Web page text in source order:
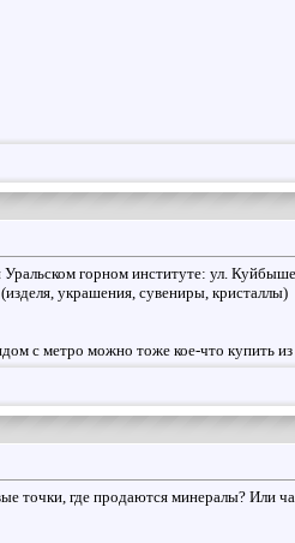
Уральском горном институте: ул.
украшения, сувениры, кристаллы)
с метро можно тоже кое-что купить
точки, где продаются минералы? Или